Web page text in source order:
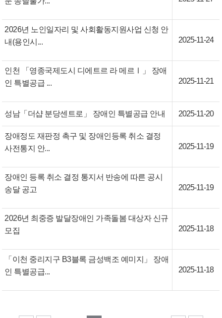
2026년 노인일자리 및 사회활동지원사업 신청 안
내(용인시...
2025-11-24
인천 「영종국제도시 디에트르 라 메르Ⅰ」 장애
인 특별공급 ...
2025-11-21
성남「더샵 분당센트로」 장애인 특별공급 안내 2025-11-20
장애정도 재판정 촉구 및 장애인등록 취소 결정
사전통지 안...
2025-11-19
장애인 등록 취소 결정 통지서 반송에 따른 공시
송달 공고
2025-11-19
2026년 최중증 발달장애인 가족돌봄 대상자 신규
모집
2025-11-18
「이천 중리지구 B3블록 금성백조 예미지」 장애
인 특별공급...
2025-11-18